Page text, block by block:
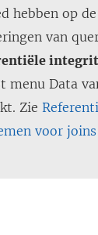
hebben op de
van
menu Data
Zie
voor joins